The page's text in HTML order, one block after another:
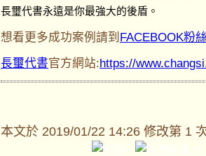
長璽代書永遠是你最強大的後盾。
想看更多成功案例請到 FACEBOOK粉
長璽代書官方網站:https://
本文於 2019/01/22 14:26 修改第 1